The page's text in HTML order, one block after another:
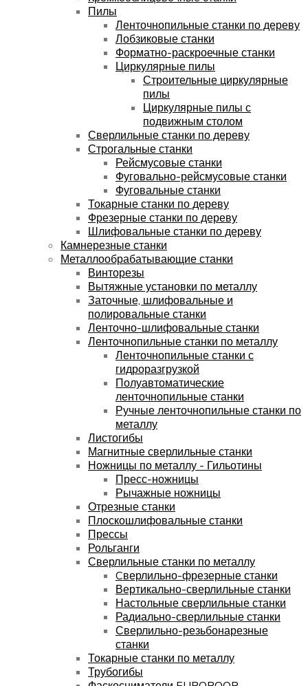
Пилы
Ленточнопильные станки по дереву
Лобзиковые станки
Форматно-раскроечные станки
Циркулярные пилы
Строительные циркулярные
пилы
Циркулярные пилы с
подвижным столом
Сверлильные станки по дереву
Строгальные станки
Рейсмусовые станки
Фуговально-рейсмусовые станки
Фуговальные станки
Токарные станки по дереву
Фрезерные станки по дереву
Шлифовальные станки по дереву
Камнерезные станки
Металлообрабатывающие станки
Винторезы
Вытяжные установки по металлу
Заточные, шлифовальные и
полировальные станки
Ленточно-шлифовальные станки
Ленточнопильные станки по металлу
Ленточнопильные станки с
гидроразгрузкой
Полуавтоматические
ленточнопильные станки
Ручные ленточнопильные станки по
металлу
Листогибы
Магнитные сверлильные станки
Ножницы по металлу - Гильотины
Пресс-ножницы
Рычажные ножницы
Отрезные станки
Плоскошлифовальные станки
Прессы
Рольганги
Сверлильные станки по металлу
Cверлильно-фрезерные станки
Вертикально-сверлильные станки
Настольные сверлильные станки
Радиально-сверлильные станки
Сверлильно-резьбонарезные
станки
Токарные станки по металлу
Трубогибы